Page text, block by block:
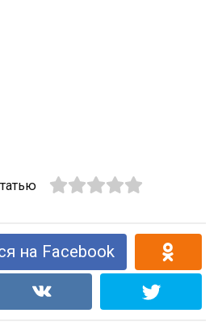
на Facebook